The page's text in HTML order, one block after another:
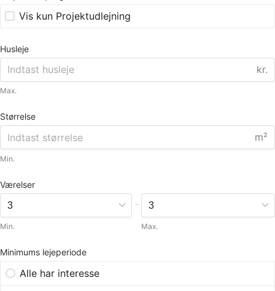
Vis kun Projektudlejning
Husleje
kr.
Max.
Størrelse
m²
Min.
Værelser
Min.
-
Max.
Minimums lejeperiode
Alle har interesse